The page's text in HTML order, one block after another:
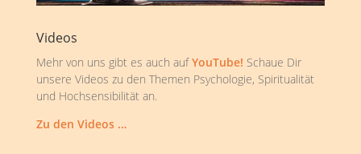
Videos
Mehr von uns gibt es auch aufYouTube! Schaue Dir
unsere Videos zu den Themen Psychologie, Spiritualität
und Hochsensibilität an.
Zu den Videos …